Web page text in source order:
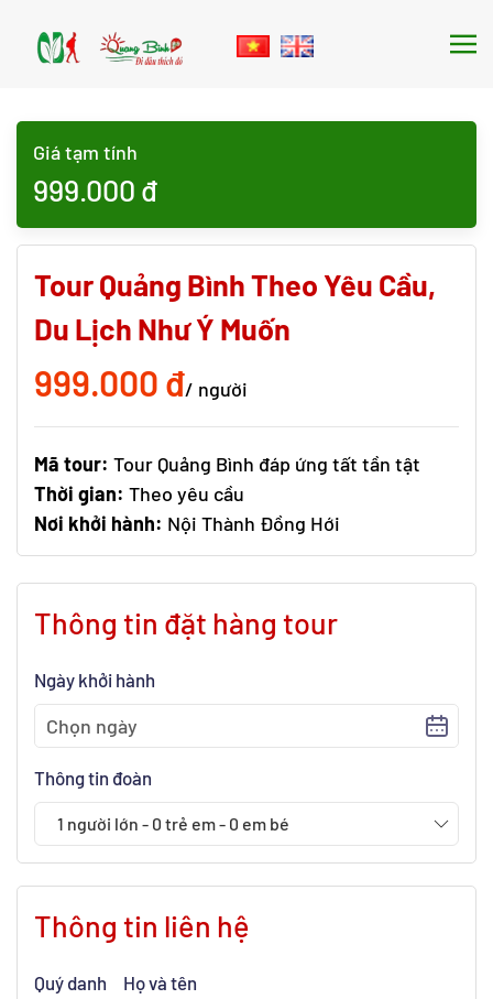
Skip to main content
Giá tạm tính
999.000 đ
Tour Quảng Bình Theo Yêu Cầu,
Du Lịch Như Ý Muốn
999.000 đ/ người
Mã tour: Tour Quảng Bình đáp ứng tất tần tật
Thời gian: Theo yêu cầu
Nơi khởi hành: Nội Thành Đồng Hới
Thông tin đặt hàng tour
Ngày khởi hành
Thông tin đoàn
1 người lớn - 0 trẻ em- 0 em bé
Thông tin liên hệ
Quý danh Họ và tên